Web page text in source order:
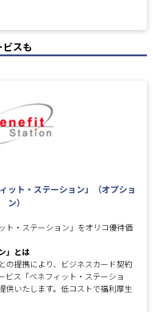
スも
ット・ステーション」（オプショ
ン）
ト・ステーション」をオリコ優待価
」とは
の提携により、ビジネスカード契約
ビス「ベネフィット・ステーショ
供いたします。低コストで福利厚生